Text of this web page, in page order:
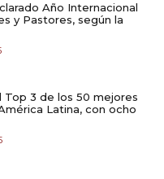
Año Internacional
y Pastores, según la
Top 3 de los 50 mejores
Latina, con ocho